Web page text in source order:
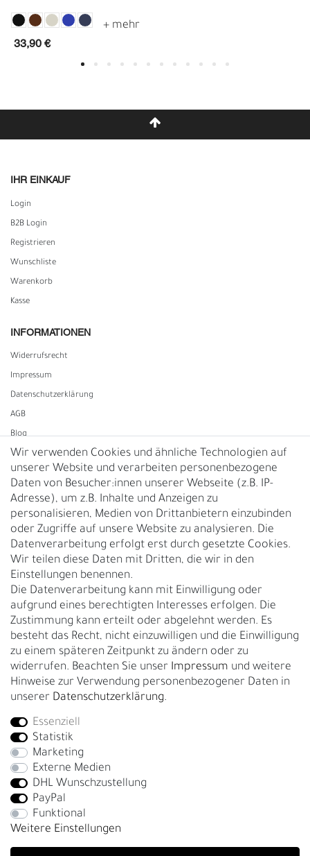
33,90 €
IHR EINKAUF
Login
B2B Login
Registrieren
Wunschliste
Warenkorb
Kasse
INFORMATIONEN
Widerrufs­recht
Impressum
Daten­schutz­erklärung
AGB
Blog
Vertrag widerrufen
UNTERNEHMEN
Nachhaltigkeit
Kontakt
Über uns
Rückgabe
Gürtelgröße messen
Garantie
GESCHÄFTSKUNDEN & HÄNDLER
B2B Geschäftskunden
Bei Fragen wenden Sie sich direkt an unser Service-Team.
+4917663727338
Montag - Freitag, 09:00 - 14:00
info@fronhofer.com
Gürtelmanufaktur Fronhofer, 93053 Regensburg, Nelkenweg 3b
Wir verwenden Cookies und ähnliche Technologien auf
unserer Website und verarbeiten personenbezogene
Daten von Besucher:innen unserer Webseite (z.B. IP-
Adresse), um z.B. Inhalte und Anzeigen zu
personalisieren, Medien von Drittanbietern einzubinden
oder Zugriffe auf unsere Website zu analysieren. Die
Datenverarbeitung erfolgt erst durch gesetzte Cookies.
Wir teilen diese Daten mit Dritten, die wir in den
Einstellungen benennen.
Die Datenverarbeitung kann mit Einwilligung oder
aufgrund eines berechtigten Interesses erfolgen. Die
Zustimmung kann erteilt oder abgelehnt werden. Es
besteht das Recht, nicht einzuwilligen und die Einwilligung
zu einem späteren Zeitpunkt zu ändern oder zu
widerrufen. Beachten Sie unser Impressum und weitere
Hinweise zur Verwendung personenbezogener Daten in
unserer Daten­schutz­erklärung.
Essenziell
Statistik
Marketing
Externe Medien
DHL Wunschzustellung
PayPal
Funktional
Weitere Einstellungen